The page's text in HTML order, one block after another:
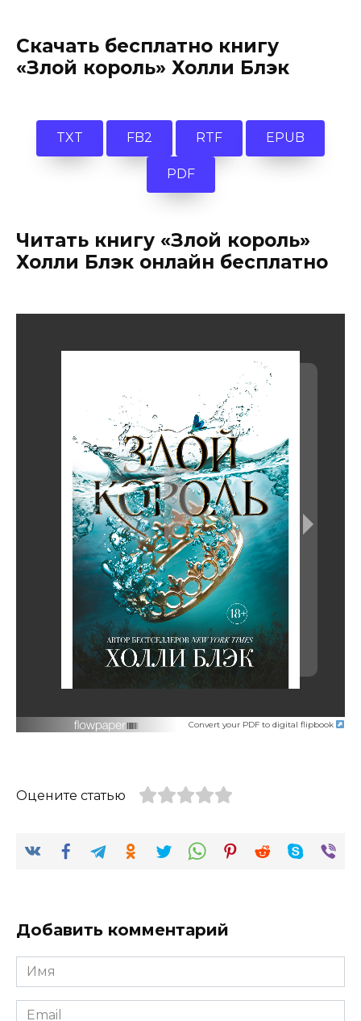
Скачать бесплатно книгу
«Злой король» Холли Блэк
TXT FB2 RTF EPUB
PDF
Читать книгу «Злой король»
Холли Блэк онлайн бесплатно
Convert your PDF to digital flipbook
Оцените статью
Добавить комментарий
Имя
*
Email